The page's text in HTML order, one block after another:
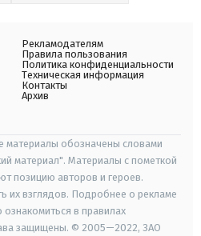
Рекламодателям
Правила пользования
Политика конфиденциальности
Техническая информация
Контакты
Архив
материалы обозначены словами
материал". Материалы с пометкой
позицию авторов и героев.
их взглядов. Подробнее о рекламе
в правилах
защищены. © 2005—2022, ЗАО